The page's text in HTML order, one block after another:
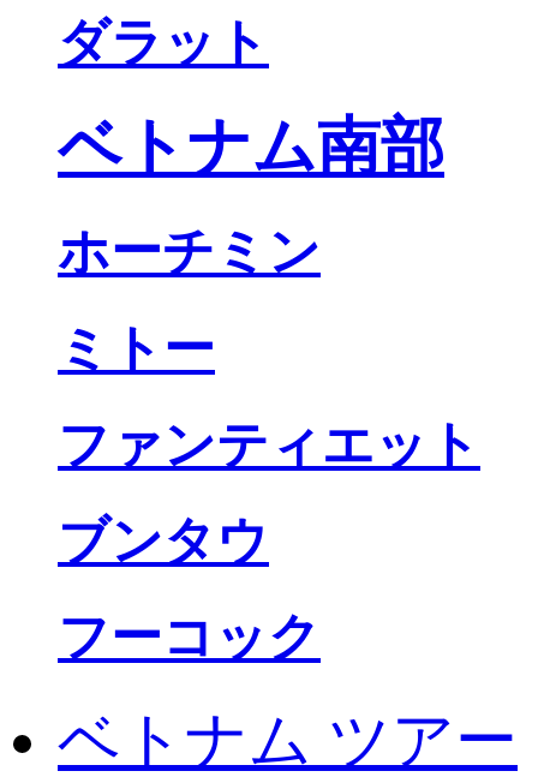
ダラット
ベトナム南部
ホーチミン
ミトー
ファンティエット
ブンタウ
フーコック
ベトナム ツアー